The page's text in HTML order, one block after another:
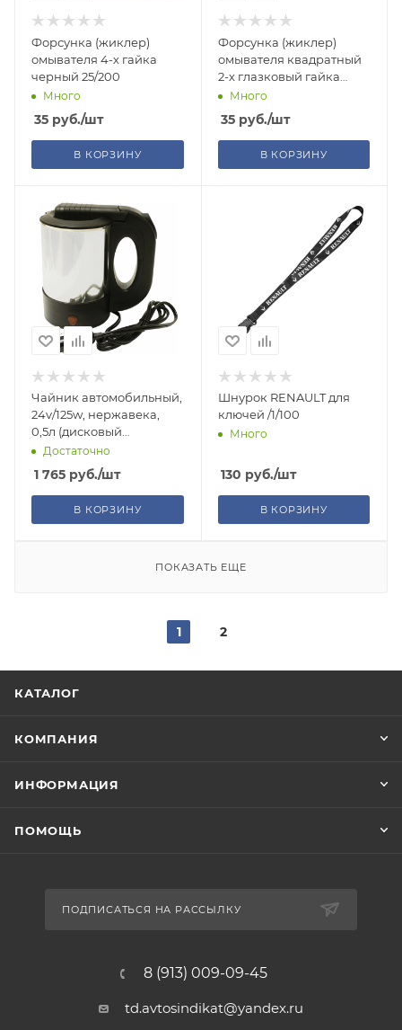
Форсунка (жиклер)
омывателя 4-х гайка
черный 25/200
Много
35 руб./шт
В КОРЗИНУ
Форсунка (жиклер)
омывателя квадратный
2-х глазковый гайка
(черный) 25/200
Много
35руб./шт
В КОРЗИНУ
Чайник автомобильный,
24v/125w, нержавека,
0,5л (дисковый
нагреватель)
Достаточно
1 765 руб./шт
В КОРЗИНУ
Шнурок RENAULT для
ключей /1/100
Много
130 руб./шт
В КОРЗИНУ
ПОКАЗАТЬ ЕЩЕ
1 2
КАТАЛОГ
КОМПАНИЯ
ИНФОРМАЦИЯ
ПОМОЩЬ
ПОДПИСАТЬСЯ НА РАССЫЛКУ
8 (913) 009-09-45
td.avtosindikat@yandex.ru